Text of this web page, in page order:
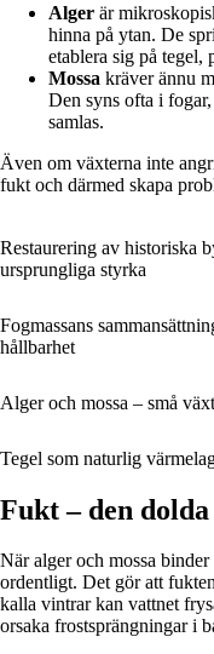
Alger är
hinna på ytan. De
etablera sig på tegel,
Mossa kräver ännu
Den syns ofta i
samlas.
Även om växterna inte
fukt och därmed skapa
Restaurering av historiska
ursprungliga styrka
Fogmassans
hållbarhet
Alger och mossa – små
Tegel som naturlig
Fukt – den
När alger och mossa
ordentligt. Det gör att
kalla vintrar kan vattnet
orsaka frostsprängningar i